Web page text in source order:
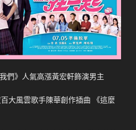
們》人氣高漲黃宏軒飾演男主
大風雲歌手陳華創作插曲 《這麼